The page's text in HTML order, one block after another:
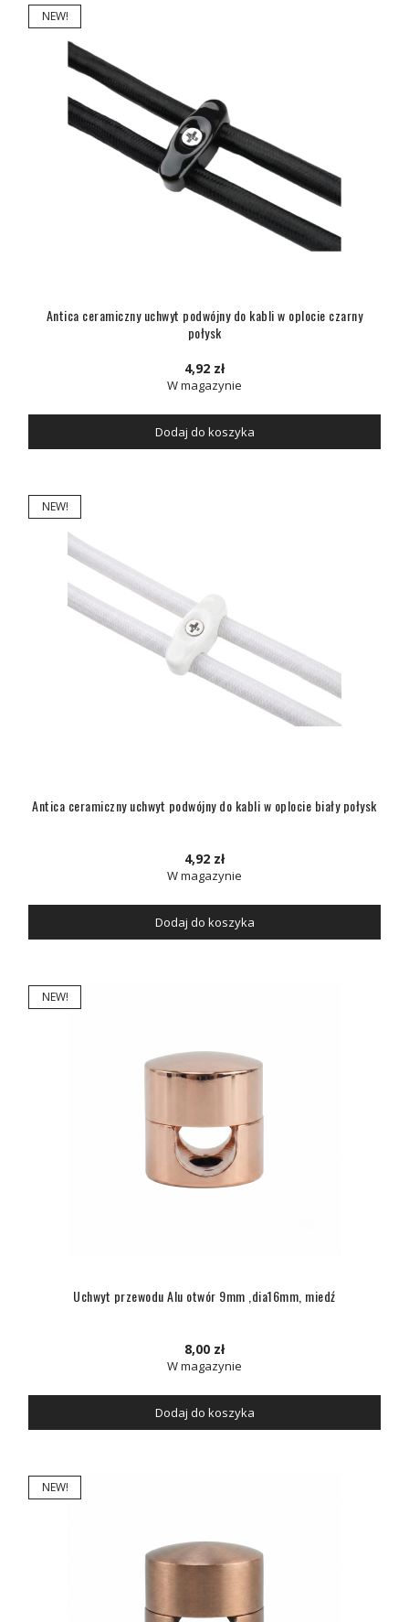
NEW!
Antica ceramiczny uchwyt podwójny do kabli w oplocie czarny
połysk
4,92 zł
W magazynie
Dodaj do koszyka
NEW!
Antica ceramiczny uchwyt podwójny do kabli w oplocie biały połysk
4,92 zł
W magazynie
Dodaj do koszyka
NEW!
Uchwyt przewodu Alu otwór 9mm ,dia16mm, miedź
8,00 zł
W magazynie
Dodaj do koszyka
NEW!